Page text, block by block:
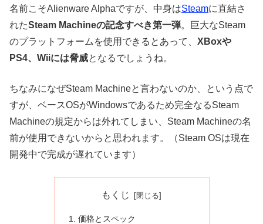
名前こそAlienware Alphaですが、中身はSteamに直結さ
れたSteam Machineの記念すべき第一弾。巨大なSteam
のプラットフォームを使用できるとあって、 XBoxや
PS4、Wiiには脅威となるでしょうね。
ちなみになぜSteam Machineと言わないのか、という点で
すが、ベースOSがWindowsであるため完全なるSteam
Machineの規定からは外れてしまい、Steam Machineの名
前が使用できないからと思われます。（Steam OSは現在
開発中で完成が遅れています）
もくじ
価格とスペック